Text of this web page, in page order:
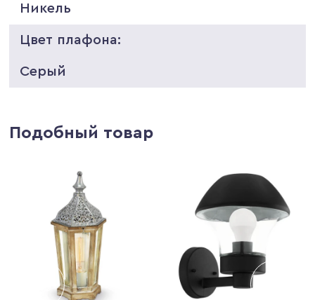
Никель
Цвет плафона:
Серый
Подобный товар